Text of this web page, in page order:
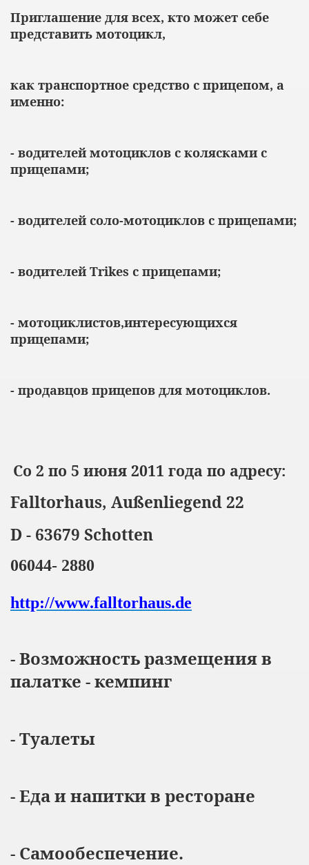
Приглашение для всех, кто может себе
представить мотоцикл,
как транспортное средство с прицепом, а
именно:
- водителей мотоциклов с колясками с
прицепами;
- водителей соло-мотоциклов с прицепами;
- водителейTrikes с прицепами;
- мотоциклистов,интересующихся
прицепами;
- продавцов прицепов для мотоциклов.
Со 2 по 5 июня 2011 года по адресу:
Falltorhaus, Außenliegend 22
D - 63679 Schotten
06044- 2880
http://www.falltorhaus.de
- Возможность размещения в
палатке - кемпинг
- Туалеты
- Еда и напитки в ресторане
- Самообеспечение.